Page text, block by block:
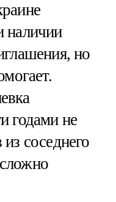
наличии
но
годами не
соседнего